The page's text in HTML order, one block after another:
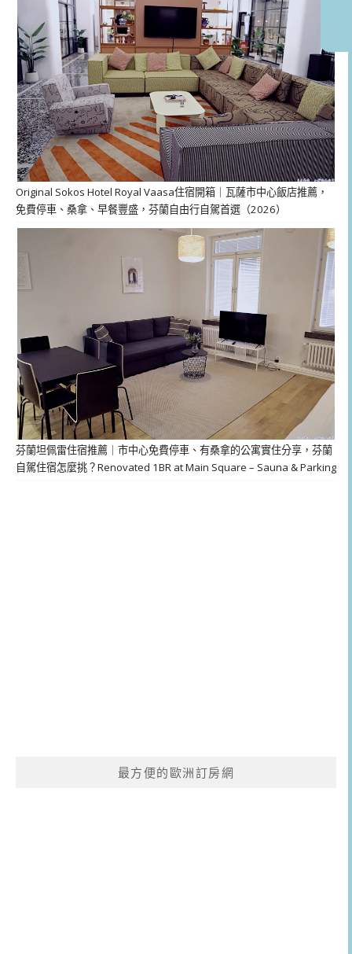
Original Sokos Hotel Royal Vaasa住宿開箱｜瓦薩市中心飯店推薦，
免費停車、桑拿、早餐豐盛，芬蘭自由行自駕首選（2026）
芬蘭坦佩雷住宿推薦｜市中心免費停車、有桑拿的公寓實住分享，芬蘭
自駕住宿怎麼挑？Renovated 1BR at Main Square – Sauna & Parking
最方便的歐洲訂房網